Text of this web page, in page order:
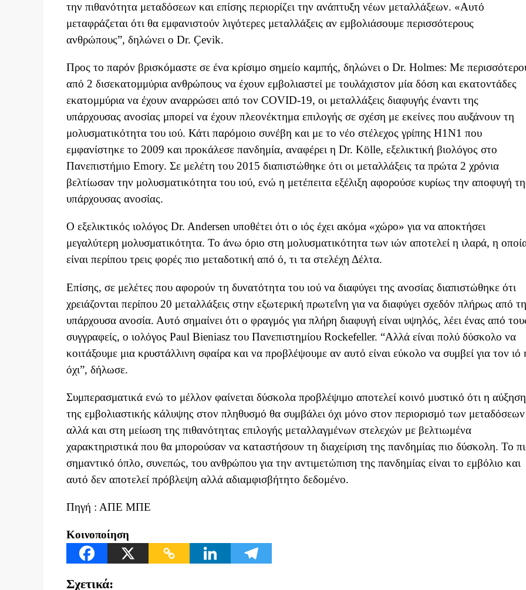
την πιθανότητα μεταδόσεων και επίσης περιορίζει την ανάπτυξη νέων μεταλλάξεων. «Αυτό
μεταφράζεται ότι θα εμφανιστούν λιγότερες μεταλλάξεις αν εμβολιάσουμε περισσότερους
ανθρώπους”, δηλώνει ο Dr. Çevik.
Προς το παρόν βρισκόμαστε σε ένα κρίσιμο σημείο καμπής, δηλώνει ο Dr. Holmes: Με
από 2 δισεκατομμύρια ανθρώπους να έχουν εμβολιαστεί με τουλάχιστον μία δόση και εκατοντάδες
εκατομμύρια να έχουν αναρρώσει από τον COVID-19, οι μεταλλάξεις διαφυγής έναντι της
υπάρχουσας ανοσίας μπορεί να έχουν πλεονέκτημα επιλογής σε σχέση με εκείνες που αυξάνουν τη
μολυσματικότητα του ιού. Κάτι παρόμοιο συνέβη και με το νέο στέλεχος γρίπης H1N1 που
εμφανίστηκε το 2009 και προκάλεσε πανδημία, αναφέρει η Dr. Kölle, εξελικτική βιολόγος στο
Πανεπιστήμιο Emory. Σε μελέτη του 2015 διαπιστώθηκε ότι οι μεταλλάξεις τα πρώτα 2 χρόνια
βελτίωσαν την μολυσματικότητα του ιού, ενώ η μετέπειτα εξέλιξη αφορούσε κυρίως την αποφυγή
υπάρχουσας ανοσίας.
Ο εξελικτικός ιολόγος Dr. Andersen υποθέτει ότι ο ιός έχει ακόμα «χώρο» για να αποκτήσει
μεγαλύτερη μολυσματικότητα. Το άνω όριο στη μολυσματικότητα των ιών αποτελεί η ιλαρά, η
είναι περίπου τρεις φορές πιο μεταδοτική από ό, τι τα στελέχη Δέλτα.
Επίσης, σε μελέτες που αφορούν τη δυνατότητα του ιού να διαφύγει της ανοσίας διαπιστώθηκε ότι
χρειάζονται περίπου 20 μεταλλάξεις στην εξωτερική πρωτεΐνη για να διαφύγει σχεδόν πλήρως από
υπάρχουσα ανοσία. Αυτό σημαίνει ότι ο φραγμός για πλήρη διαφυγή είναι υψηλός, λέει ένας από
συγγραφείς, ο ιολόγος Paul Bieniasz του Πανεπιστημίου Rockefeller. “Αλλά είναι πολύ δύσκολο να
κοιτάξουμε μια κρυστάλλινη σφαίρα και να προβλέψουμε αν αυτό είναι εύκολο να συμβεί για τον ιό
όχι”, δήλωσε.
Συμπερασματικά ενώ το μέλλον φαίνεται δύσκολα προβλέψιμο αποτελεί κοινό μυστικό ότι η αύξηση
της εμβολιαστικής κάλυψης στον πληθυσμό θα συμβάλει όχι μόνο στον περιορισμό των μεταδόσεων
αλλά και στη μείωση της πιθανότητας επιλογής μεταλλαγμένων στελεχών με βελτιωμένα
χαρακτηριστικά που θα μπορούσαν να καταστήσουν τη διαχείριση της πανδημίας πιο δύσκολη. Το
σημαντικό όπλο, συνεπώς, του ανθρώπου για την αντιμετώπιση της πανδημίας είναι το εμβόλιο και
αυτό δεν αποτελεί πρόβλεψη αλλά αδιαμφισβήτητο δεδομένο.
Πηγή : ΑΠΕ ΜΠΕ
Κοινοποίηση
Σχετικά: